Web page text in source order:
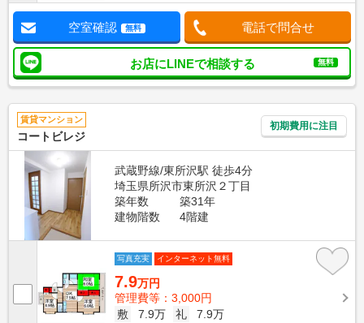
空室確認 無料 電話で問合せ
お店にLINEで相談する 無料
賃貸マンション
コートビレジ
初期費用に注目
武蔵野線/東所沢駅 徒歩4分
埼玉県所沢市東所沢２丁目
築年数
築31年
建物階数
4階建
写真充実 インターネット無料
7.9万円
管理費等：3,000円
敷
7.9万 礼
7.9万